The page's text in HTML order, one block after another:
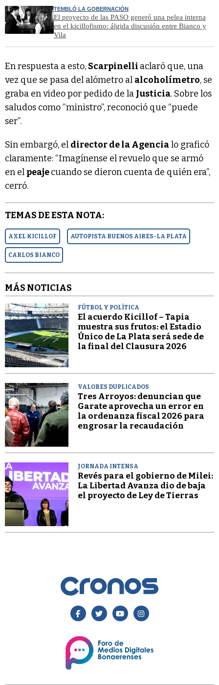
TEMBLÓ LA GOBERNACIÓN
El proyecto de las PASO generó una pelea interna
en el kicillofismo: álgida discusión entre Bianco y
Vila
En respuesta a esto, Scarpinelli aclaró que, una
vez que se pasa del alómetro al alcoholímetro, se
graba en video por pedido de la Justicia. Sobre los
saludos como “ministro”, reconoció que “puede
ser”.
Sin embargó, el director de la Agencialo graficó
claramente: “Imagínense el revuelo que se armó
en el peajecuando se dieron cuenta de quién era”,
cerró.
TEMAS DE ESTA NOTA:
AXEL KICILLOF AUTOPISTA BUENOS AIRES-LA PLATA
CARLOS BIANCO
MÁS NOTICIAS
FÚTBOL Y POLÍTICA
El acuerdo Kicillof – Tapia
muestra sus frutos: el Estadio
Único de La Plata será sede de
la final del Clausura 2026
VALORES DUPLICADOS
Tres Arroyos: denuncian que
Garate aprovecha un error en
la ordenanza fiscal 2026 para
engrosar la recaudación
JORNADA INTENSA
Revés para el gobierno de Milei:
La Libertad Avanza dio de baja
el proyecto de Ley de Tierras